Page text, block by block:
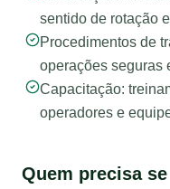
sentido de rotação
Procedimentos de
operações seguras
Capacitação:
operadores e
Quem precisa